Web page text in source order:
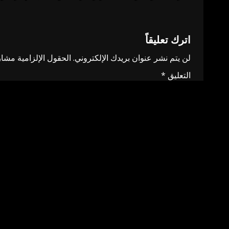
navigation
اترك تعليقاً
لن يتم نشر عنوان بريدك الإلكتروني. الحقول الإلزامية
التعليق *